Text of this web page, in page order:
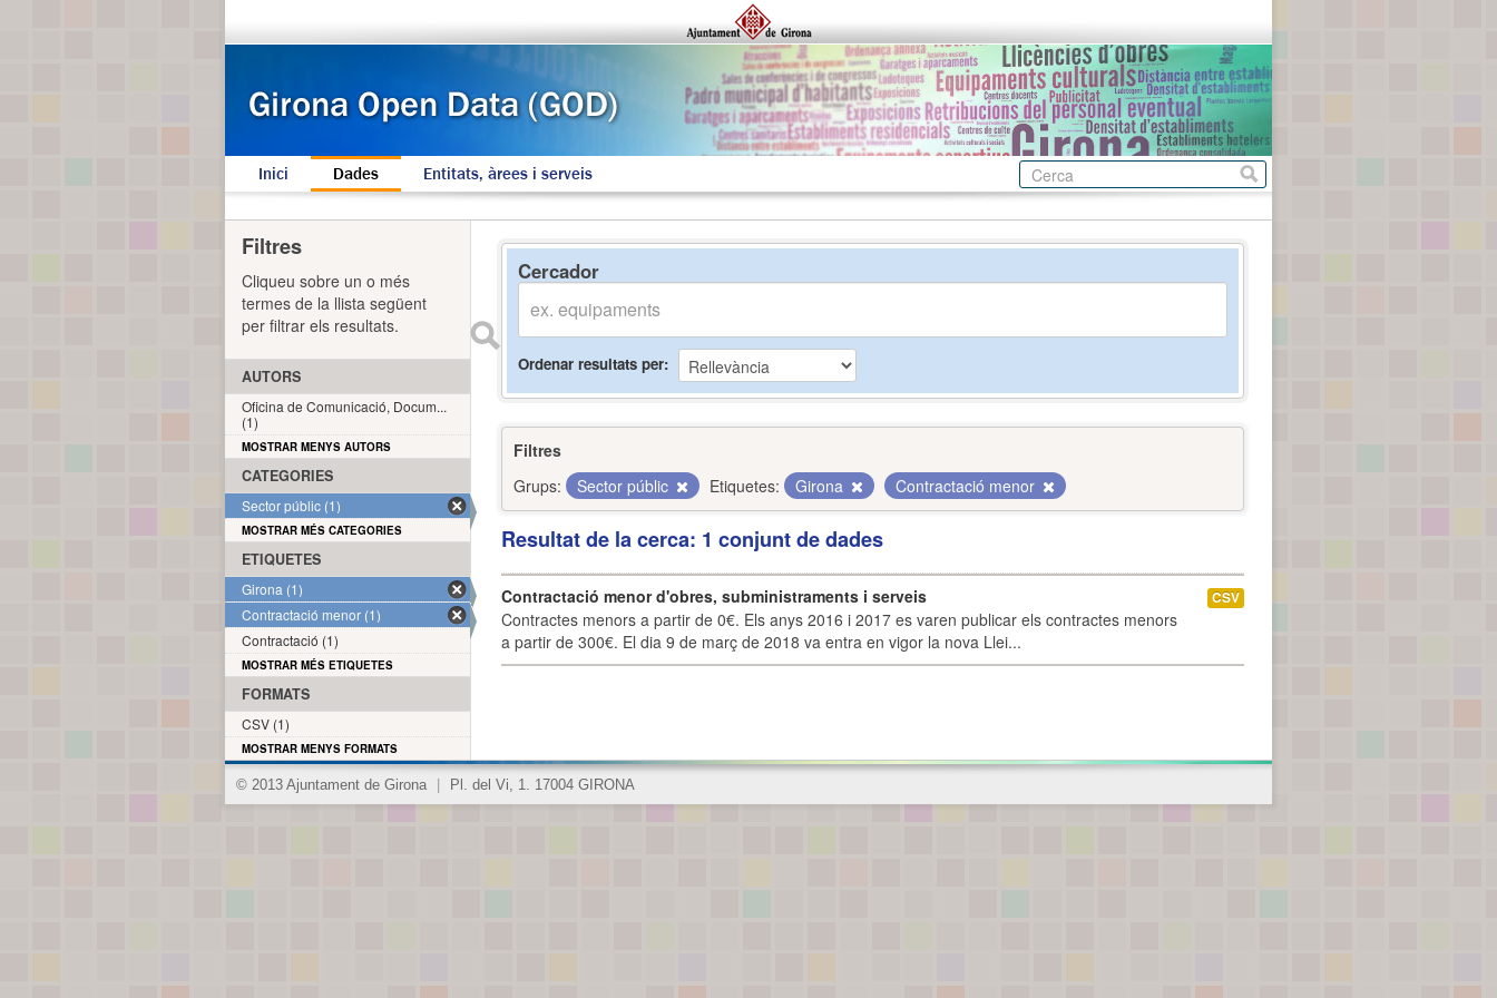
Inici Dades Entitats, àrees i serveis
Cercador
Ordenar resultats per
Filtres
Grups:
Sector públic Etiquetes: Girona Contractació menor
Resultat de la cerca: 1 conjunt de dades
Contractació menor d'obres, subministraments i serveis
Contractes menors a partir de 0€. Els anys 2016 i 2017 es varen publicar els contractes menors
a partir de 300€. El dia 9 de març de 2018 va entra en vigor la nova Llei...
CSV
Filtres
Cliqueu sobre un o més
termes de la llista següent
per filtrar els resultats.
AUTORS
Oficina de Comunicació, Docum...
(1)
MOSTRAR MENYS AUTORS
CATEGORIES
Sector públic (1)
MOSTRAR MÉS CATEGORIES
ETIQUETES
Girona (1)
Contractació menor (1)
Contractació (1)
MOSTRAR MÉS ETIQUETES
FORMATS
CSV (1)
MOSTRAR MENYS FORMATS
© 2013 Ajuntament de Girona Pl. del Vi, 1. 17004 GIRONA